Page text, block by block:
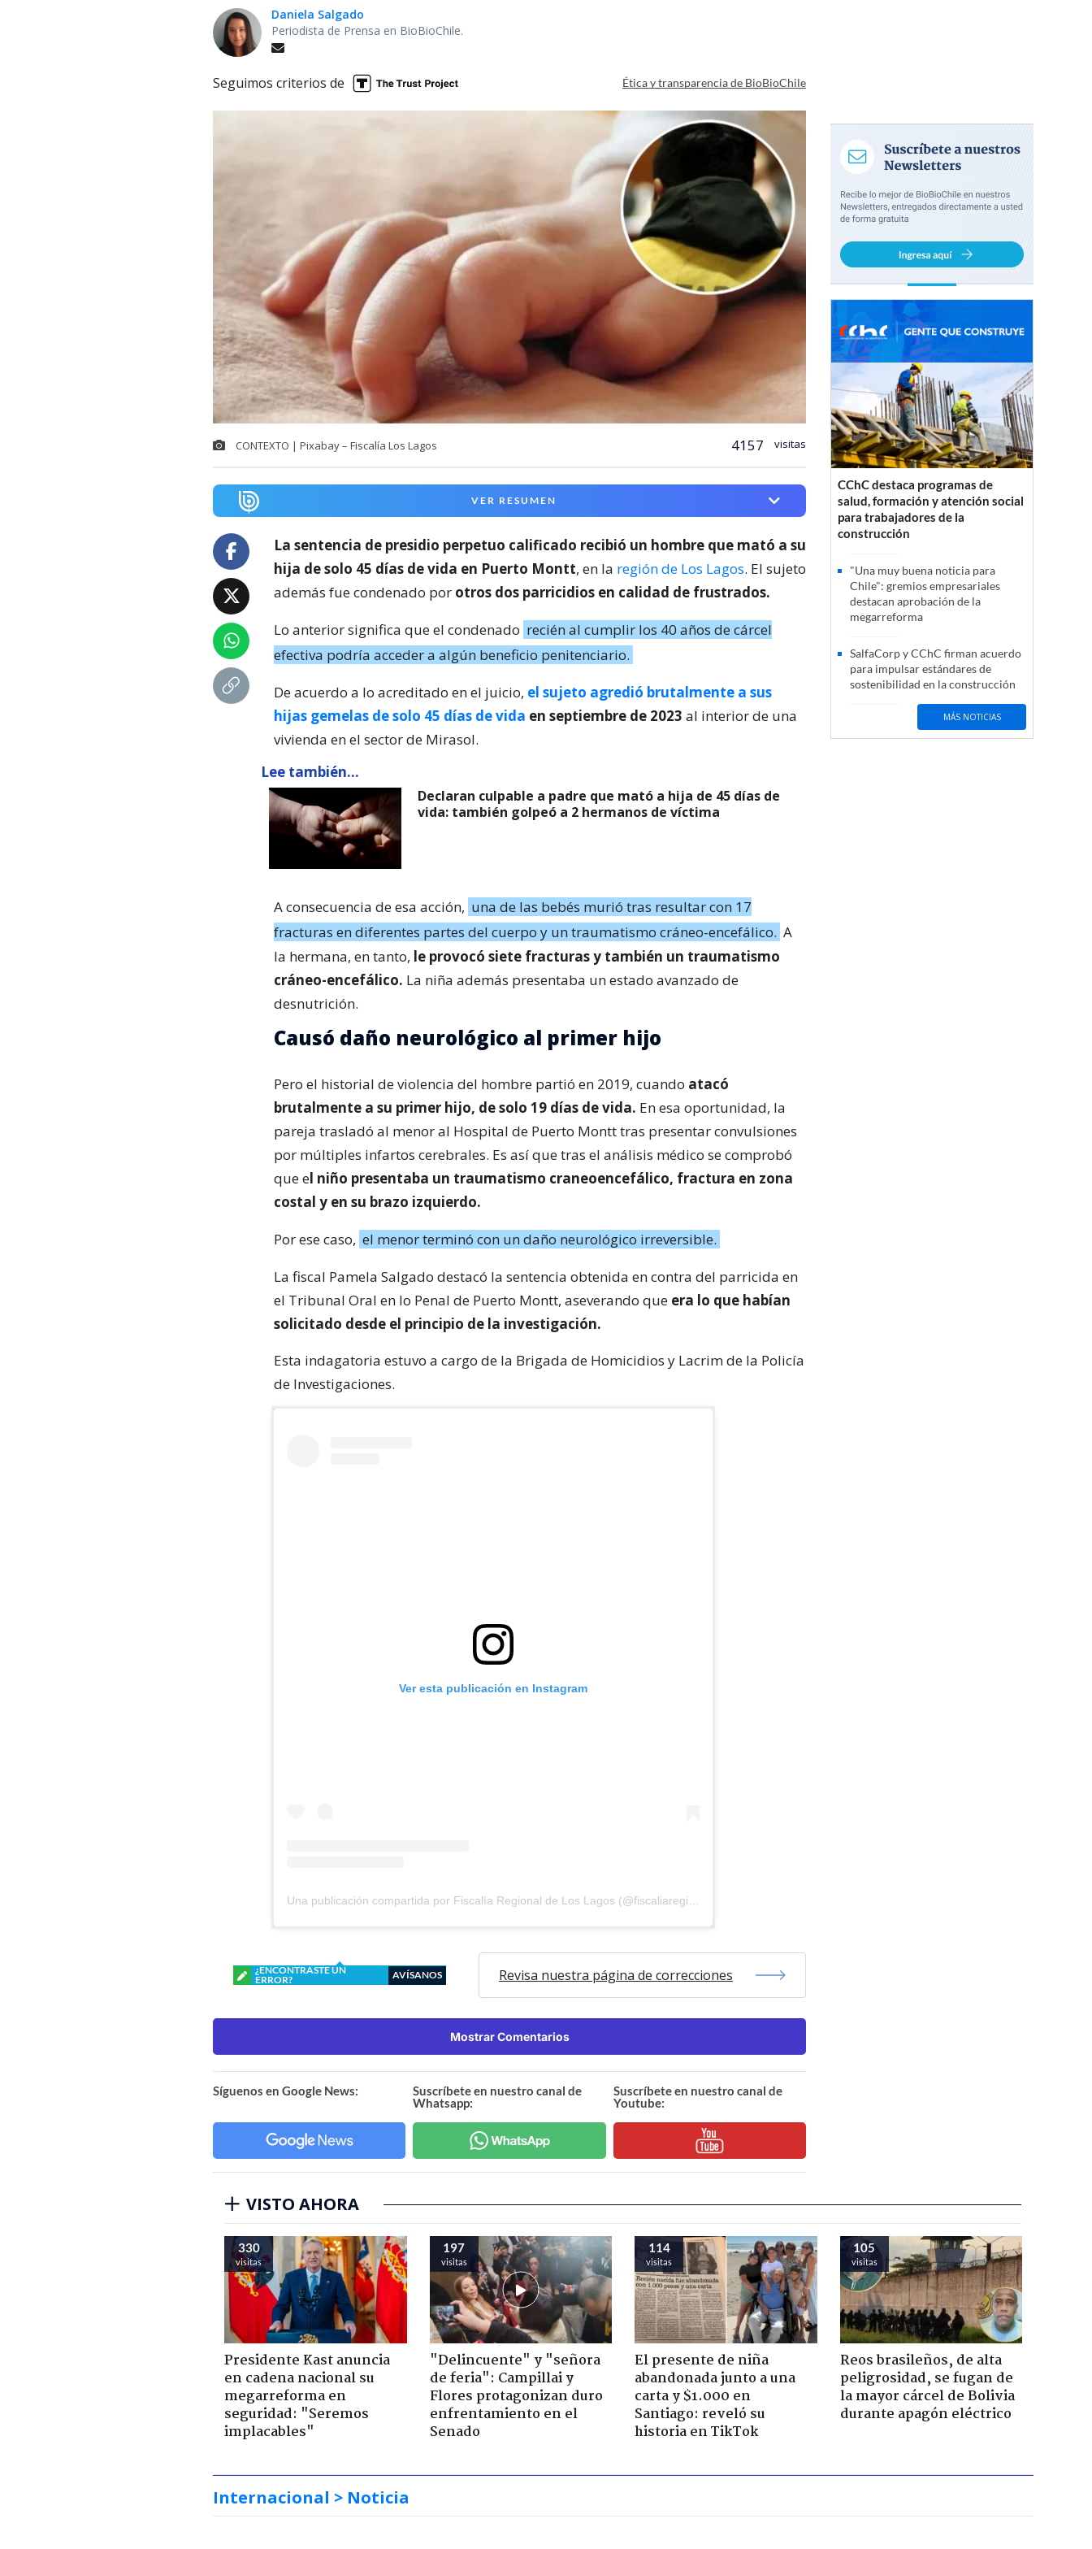
Daniela Salgado
Periodista de Prensa en BioBioChile.
Seguimos criterios de Ética y transparencia de BioBioChile
CONTEXTO | Pixabay – Fiscalía Los Lagos 4157 visitas
VER RESUMEN
La sentencia de presidio perpetuo calificado recibió un hombre que mató a su
hija de solo 45 días de vida en Puerto Montt, en la región de Los Lagos. El sujeto
además fue condenado por otros dos parricidios en calidad de frustrados.
Lo anterior significa que el condenado recién al cumplir los 40 años de cárcel
efectiva podría acceder a algún beneficio penitenciario.
De acuerdo a lo acreditado en el juicio, el sujeto agredió brutalmente a sus
hijas gemelas de solo 45 días de vida en septiembre de 2023 al interior de una
vivienda en el sector de Mirasol.
Lee también...
Declaran culpable a padre que mató a hija de 45 días de
vida: también golpeó a 2 hermanos de víctima
A consecuencia de esa acción, una de las bebés murió tras resultar con 17
fracturas en diferentes partes del cuerpo y un traumatismo cráneo-encefálico. A
la hermana, en tanto, le provocó siete fracturas y también un traumatismo
cráneo-encefálico. La niña además presentaba un estado avanzado de
desnutrición.
Causó daño neurológico al primer hijo
Pero el historial de violencia del hombre partió en 2019, cuando atacó
brutalmente a su primer hijo, de solo 19 días de vida. En esa oportunidad, la
pareja trasladó al menor al Hospital de Puerto Montt tras presentar convulsiones
por múltiples infartos cerebrales. Es así que tras el análisis médico se comprobó
que el niño presentaba un traumatismo craneoencefálico, fractura en zona
costal y en su brazo izquierdo.
Por ese caso, el menor terminó con un daño neurológico irreversible.
La fiscal Pamela Salgado destacó la sentencia obtenida en contra del parricida en
el Tribunal Oral en lo Penal de Puerto Montt, aseverando que era lo que habían
solicitado desde el principio de la investigación.
Esta indagatoria estuvo a cargo de la Brigada de Homicidios y Lacrim de la Policía
de Investigaciones.
Ver esta publicación en Instagram
¿ENCONTRASTE UN
ERROR?
AVÍSANOS Revisa nuestra página de correcciones
Mostrar Comentarios
Síguenos en Google News:
Suscríbete en nuestro canal de
Whatsapp:
Suscríbete en nuestro canal de
Youtube:
CChC destaca programas de
salud, formación y atención social
para trabajadores de la
construcción
"Una muy buena noticia para
Chile": gremios empresariales
destacan aprobación de la
megarreforma
SalfaCorp y CChC firman acuerdo
para impulsar estándares de
sostenibilidad en la construcción
MÁS NOTICIAS
VISTO AHORA
330
visitas
Presidente Kast anuncia
en cadena nacional su
megarreforma en
seguridad: "Seremos
implacables"
197
visitas
"Delincuente" y "señora
de feria": Campillai y
Flores protagonizan duro
enfrentamiento en el
Senado
114
visitas
El presente de niña
abandonada junto a una
carta y $1.000 en
Santiago: reveló su
historia en TikTok
105
visitas
Reos brasileños, de alta
peligrosidad, se fugan de
la mayor cárcel de Bolivia
durante apagón eléctrico
Internacional > Noticia